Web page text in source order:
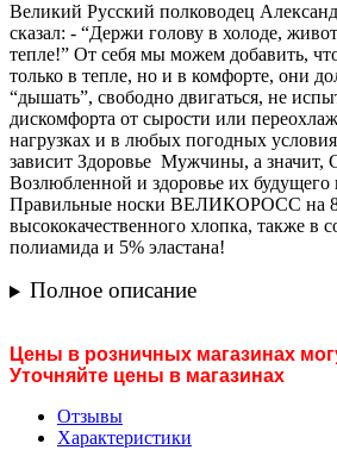
Великий Русский полководец
сказал: - “Держи голову в холоде,
тепле!” От себя мы можем добавить,
только в тепле, но и в комфорте, они
“дышать”, свободно двигаться, не
дискомфорта от сырости или
нагрузках и в любых погодных
зависит Здоровье Мужчины, а значит,
Возлюбленной и здоровье их будущего
Правильные носки ВЕЛИКОРОСС на
высококачественного хлопка, также в
полиамида и 5% эластана!
Полное описание
Цены в розничных магазинах
Уточняйте цены в магазинах
Отзывы
Характеристики